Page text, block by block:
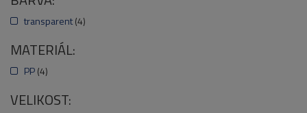
transparent (4)
MATERIÁL:
PP (4)
VELIKOST: